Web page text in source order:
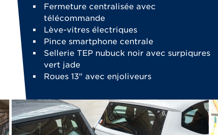
Fermeture centralisée avec
télécommande
Lève-vitres électriques
Pince smartphone centrale
Sellerie TEP nubuck noir avec surpiqures
vert jade
Roues 13" avec enjoliveurs